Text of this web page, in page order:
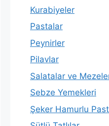
Kurabiyeler
Pastalar
Peynirler
Pilavlar
Salatalar ve
Sebze Yemekleri
Şeker Hamurlu